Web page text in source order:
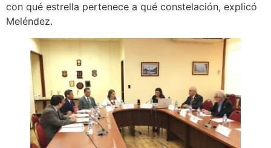
con qué estrella pertenece a qué constelación, explicó
Meléndez.